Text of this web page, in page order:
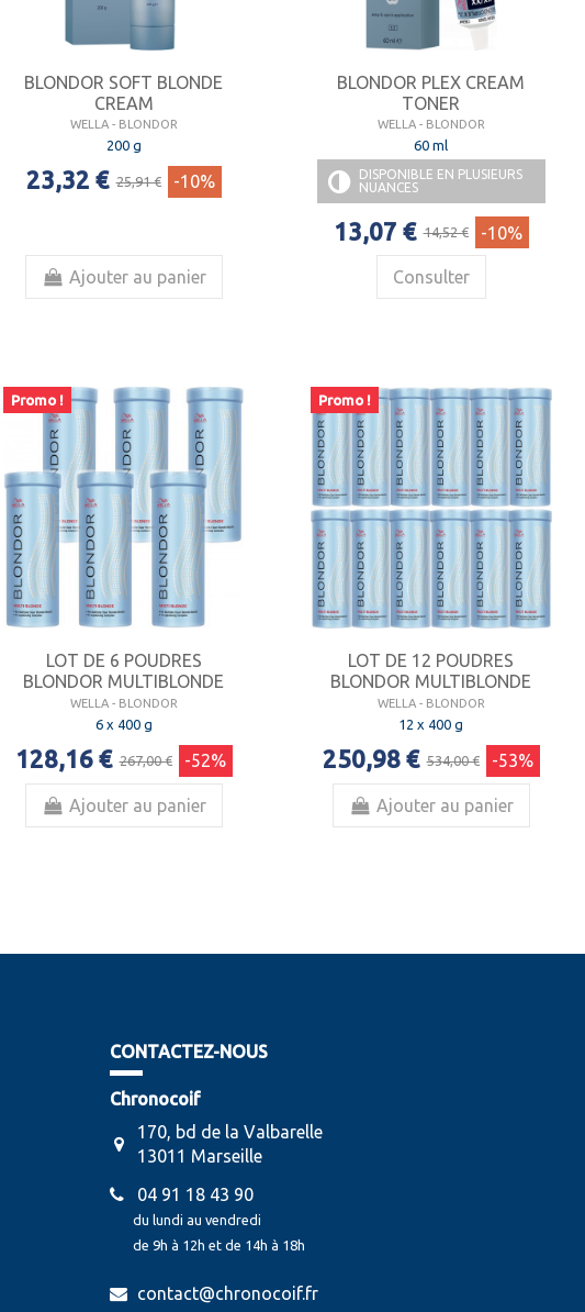
BLONDOR SOFT BLONDE
CREAM
WELLA - BLONDOR
200 g
23,32 € 25,91 € -10%
Ajouter au panier
BLONDOR PLEX CREAM
TONER
WELLA - BLONDOR
60 ml
DISPONIBLE EN PLUSIEURS
NUANCES
13,07 € 14,52 € -10%
Consulter
Promo !
LOT DE 6 POUDRES
BLONDOR MULTIBLONDE
WELLA - BLONDOR
6 x 400 g
128,16 € 267,00 € -52%
Ajouter au panier
Promo !
LOT DE 12 POUDRES
BLONDOR MULTIBLONDE
WELLA - BLONDOR
12 x 400 g
250,98 € 534,00 € -53%
Ajouter au panier
CONTACTEZ-NOUS
Chronocoif
170, bd de la Valbarelle
13011 Marseille
04 91 18 43 90
du lundi au vendredi
de 9h à 12h et de 14h à 18h
contact@chronocoif.fr